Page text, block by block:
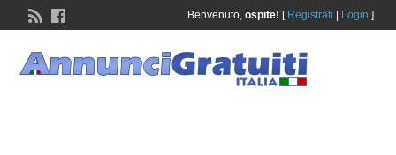
Benvenuto, ospite! [ Registrati Login ]